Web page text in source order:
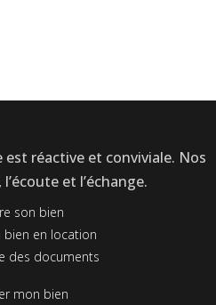
réactive et conviviale. Nos
et l’échange.
son bien
bien en location
des documents
mon bien